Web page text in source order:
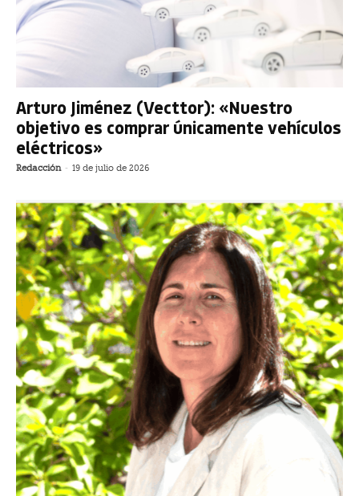
Arturo Jiménez (Vecttor): «Nuestro
objetivo es comprar únicamente vehículos
eléctricos»
Redacción - 19 de julio de 2026